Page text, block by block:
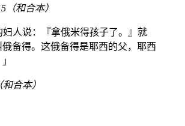
（和合本）
妇人说：『拿俄米得孩子了。』就
备得。这俄备得是耶西的父，耶西
合本）